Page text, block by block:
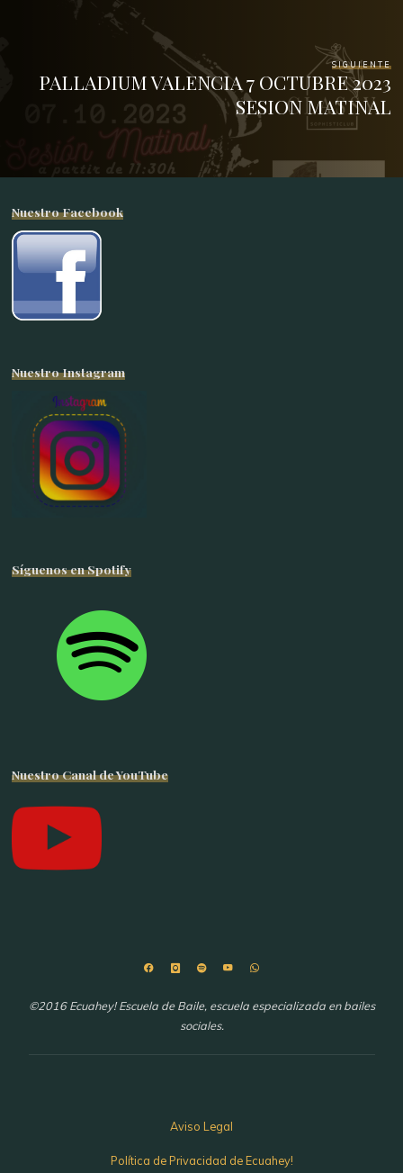
SIGUIENTE
PALLADIUM VALENCIA 7 OCTUBRE 2023
SESION MATINAL
Nuestro Facebook
Nuestro Instagram
Síguenos en Spotify
Nuestro Canal de YouTube
©2016 Ecuahey! Escuela de Baile, escuela especializada en bailes
sociales.
Aviso Legal
Política de Privacidad de Ecuahey!